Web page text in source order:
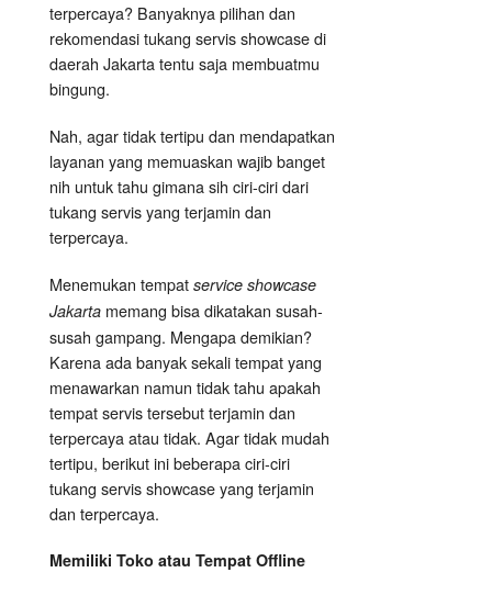
terpercaya? Banyaknya pilihan dan
rekomendasi tukang servis showcase di
daerah Jakarta tentu saja membuatmu
bingung.
Nah, agar tidak tertipu dan mendapatkan
layanan yang memuaskan wajib banget
nih untuk tahu gimana sih ciri-ciri dari
tukang servis yang terjamin dan
terpercaya.
Menemukan tempat service showcase
Jakarta memang bisa dikatakan susah-
susah gampang. Mengapa demikian?
Karena ada banyak sekali tempat yang
menawarkan namun tidak tahu apakah
tempat servis tersebut terjamin dan
terpercaya atau tidak. Agar tidak mudah
tertipu, berikut ini beberapa ciri-ciri
tukang servis showcase yang terjamin
dan terpercaya.
Memiliki Toko atau Tempat Offline